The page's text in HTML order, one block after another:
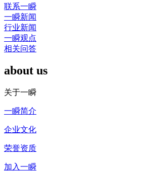
联系一瞬
一瞬新闻
行业新闻
一瞬观点
相关问答
about us
关于一瞬
一瞬简介
企业文化
荣誉资质
加入一瞬